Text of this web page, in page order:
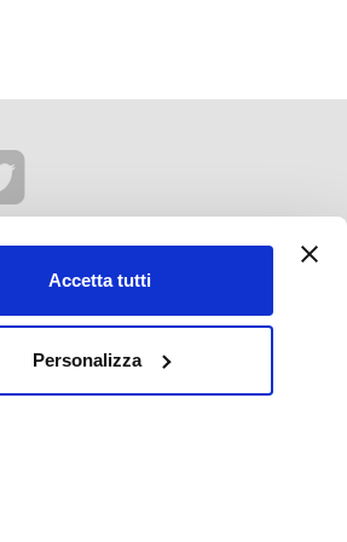
Accetta tutti
Personalizza